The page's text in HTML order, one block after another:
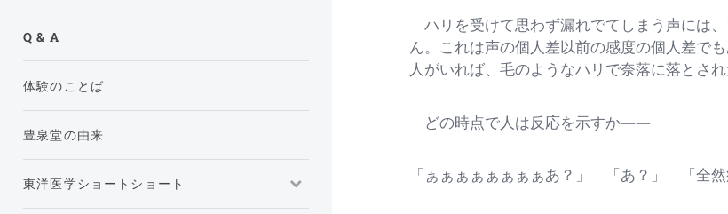
ハリを受けて思わず漏れでてしまう声には
ん。これは声の個人差以前の感度の個人差で
人がいれば、毛のようなハリで奈落に落とさ
どの時点で人は反応を示すか――
「ぁぁぁぁぁぁぁぁあ？」 「あ？」 「全然
Q & A
体験のことば
豊泉堂の由来
東洋医学ショートショート